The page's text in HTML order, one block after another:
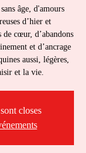
âge, d'amours
d’hier et
de cœur, d’abandons
et d’ancrage
aussi, légères,
et la vie.
closes